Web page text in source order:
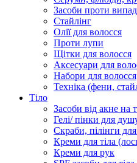
Засоби проти
Стайлінг
Олії для волосся
Проти лупи
Щітки для волосся
Аксесуари для
Набори для волосся
Техніка (фени,
Тіло
Засоби від акне на
Гелі/ пінки для
Скраби, пілінги для
Креми для тіла
Креми для рук